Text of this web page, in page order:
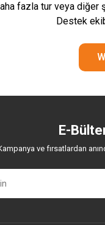
fazla tur veya
Destek
E-
ve fırsatlardan